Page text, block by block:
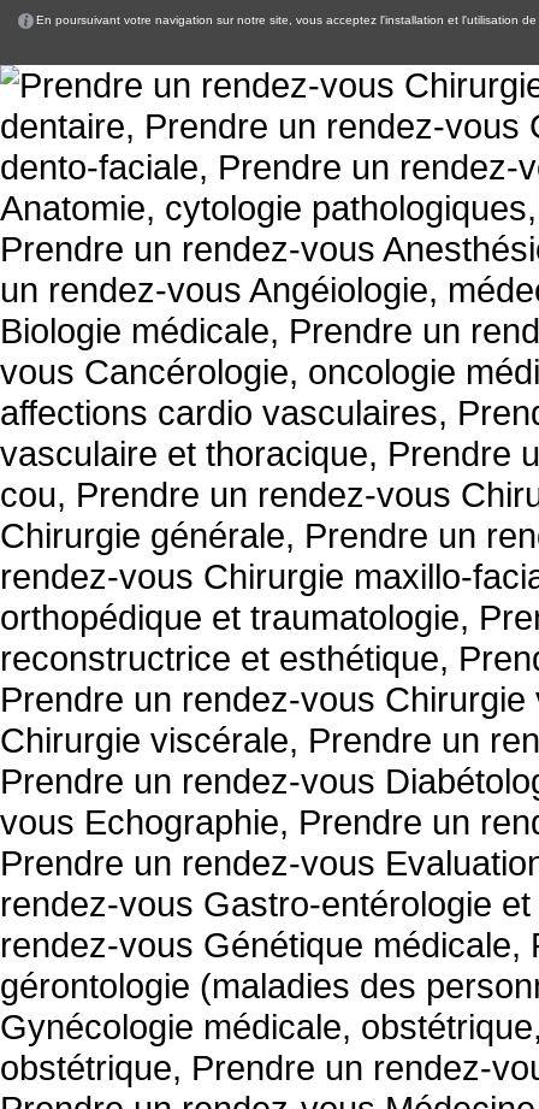
En poursuivant votre navigation sur notre site, vous acceptez l'installation et l'utilisation